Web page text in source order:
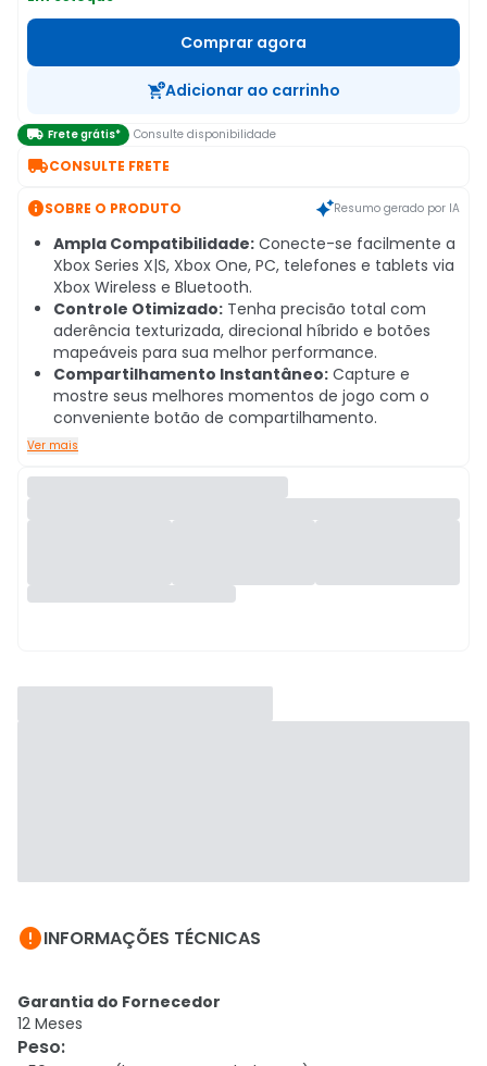
Comprar agora
Adicionar ao carrinho
 Frete grátis* Consulte disponibilidade
CONSULTE FRETE
SOBRE O PRODUTO Resumo gerado por IA
Ampla Compatibilidade: Conecte-se facilmente a
Xbox Series X|S, Xbox One, PC, telefones e tablets via
Xbox Wireless e Bluetooth.
Controle Otimizado: Tenha precisão total com
aderência texturizada, direcional híbrido e botões
mapeáveis para sua melhor performance.
Compartilhamento Instantâneo: Capture e
mostre seus melhores momentos de jogo com o
conveniente botão de compartilhamento.
Ver mais
INFORMAÇÕES TÉCNICAS
Garantia do Fornecedor
12 Meses
Peso: